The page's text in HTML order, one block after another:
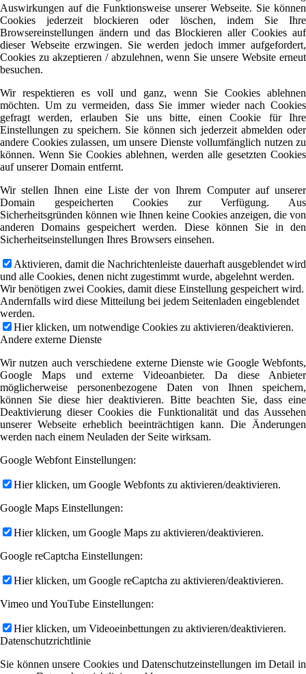
Auswirkungen auf die Funktionsweise unserer Webseite. Sie können
Cookies jederzeit blockieren oder löschen, indem Sie Ihre
Browsereinstellungen ändern und das Blockieren aller Cookies auf
dieser Webseite erzwingen. Sie werden jedoch immer aufgefordert,
Cookies zu akzeptieren / abzulehnen, wenn Sie unsere Website erneut
besuchen.
Wir respektieren es voll und ganz, wenn Sie Cookies ablehnen
möchten. Um zu vermeiden, dass Sie immer wieder nach Cookies
gefragt werden, erlauben Sie uns bitte, einen Cookie für Ihre
Einstellungen zu speichern. Sie können sich jederzeit abmelden oder
andere Cookies zulassen, um unsere Dienste vollumfänglich nutzen zu
können. Wenn Sie Cookies ablehnen, werden alle gesetzten Cookies
auf unserer Domain entfernt.
Wir stellen Ihnen eine Liste der von Ihrem Computer auf unserer
Domain gespeicherten Cookies zur Verfügung. Aus
Sicherheitsgründen können wie Ihnen keine Cookies anzeigen, die von
anderen Domains gespeichert werden. Diese können Sie in den
Sicherheitseinstellungen Ihres Browsers einsehen.
Aktivieren, damit die Nachrichtenleiste dauerhaft ausgeblendet wird
und alle Cookies, denen nicht zugestimmt wurde, abgelehnt werden.
Wir benötigen zwei Cookies, damit diese Einstellung gespeichert wird.
Andernfalls wird diese Mitteilung bei jedem Seitenladen eingeblendet
werden.
Hier klicken, um notwendige Cookies zu aktivieren/deaktivieren.
Andere externe Dienste
Wir nutzen auch verschiedene externe Dienste wie Google Webfonts,
Google Maps und externe Videoanbieter. Da diese Anbieter
möglicherweise personenbezogene Daten von Ihnen speichern,
können Sie diese hier deaktivieren. Bitte beachten Sie, dass eine
Deaktivierung dieser Cookies die Funktionalität und das Aussehen
unserer Webseite erheblich beeinträchtigen kann. Die Änderungen
werden nach einem Neuladen der Seite wirksam.
Google Webfont Einstellungen:
Hier klicken, um Google Webfonts zu aktivieren/deaktivieren.
Google Maps Einstellungen:
Hier klicken, um Google Maps zu aktivieren/deaktivieren.
Google reCaptcha Einstellungen:
Hier klicken, um Google reCaptcha zu aktivieren/deaktivieren.
Vimeo und YouTube Einstellungen:
Hier klicken, um Videoeinbettungen zu aktivieren/deaktivieren.
Datenschutzrichtlinie
Sie können unsere Cookies und Datenschutzeinstellungen im Detail in